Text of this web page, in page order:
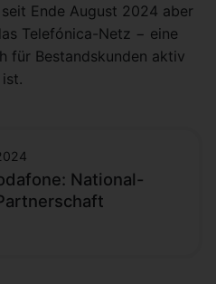
Ende August 2024 aber
Telefónica-Netz − eine
für Bestandskunden aktiv
National-